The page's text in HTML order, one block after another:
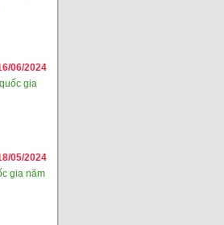
06/2024
gia
05/2024
gia năm